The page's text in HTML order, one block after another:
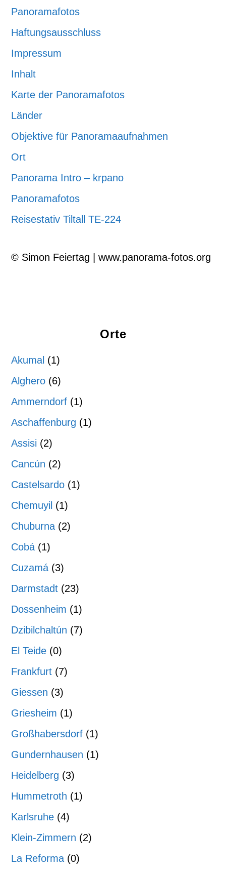
Panoramafotos
Haftungsausschluss
Impressum
Inhalt
Karte der Panoramafotos
Länder
Objektive für Panoramaaufnahmen
Ort
Panorama Intro – krpano
Panoramafotos
Reisestativ Tiltall TE-224
© Simon Feiertag | www.panorama-fotos.org
Orte
Akumal (1)
Alghero (6)
Ammerndorf (1)
Aschaffenburg (1)
Assisi (2)
Cancún (2)
Castelsardo (1)
Chemuyil (1)
Chuburna (2)
Cobá (1)
Cuzamá (3)
Darmstadt (23)
Dossenheim (1)
Dzibilchaltún (7)
El Teide (0)
Frankfurt (7)
Giessen (3)
Griesheim (1)
Großhabersdorf (1)
Gundernhausen (1)
Heidelberg (3)
Hummetroth (1)
Karlsruhe (4)
Klein-Zimmern (2)
La Reforma (0)